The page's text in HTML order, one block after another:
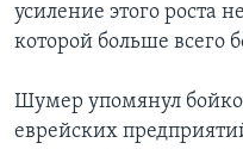
усиление этого роста
которой больше всего
Шумер упомянул
еврейских